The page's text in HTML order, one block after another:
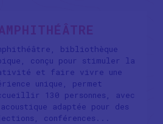
bibliothèque
conçu pour stimuler la
et faire vivre une
unique, permet
130 personnes, avec
adaptée pour des
conférences...